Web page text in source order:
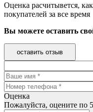
Оценка расчитывется,
покупателей за все время
Вы можете оставить
оставить отзыв
Оценка
Пожалуйста, оцените по